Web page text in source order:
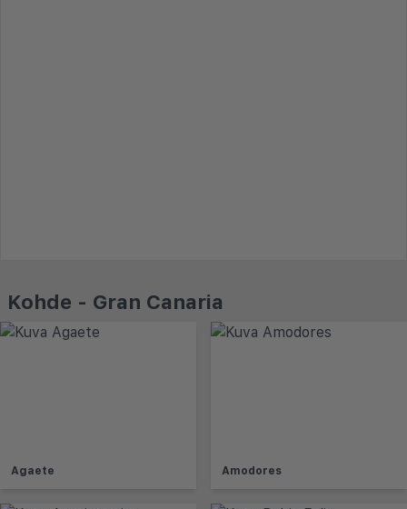
Kohde - Gran Canaria
Agaete Amodores